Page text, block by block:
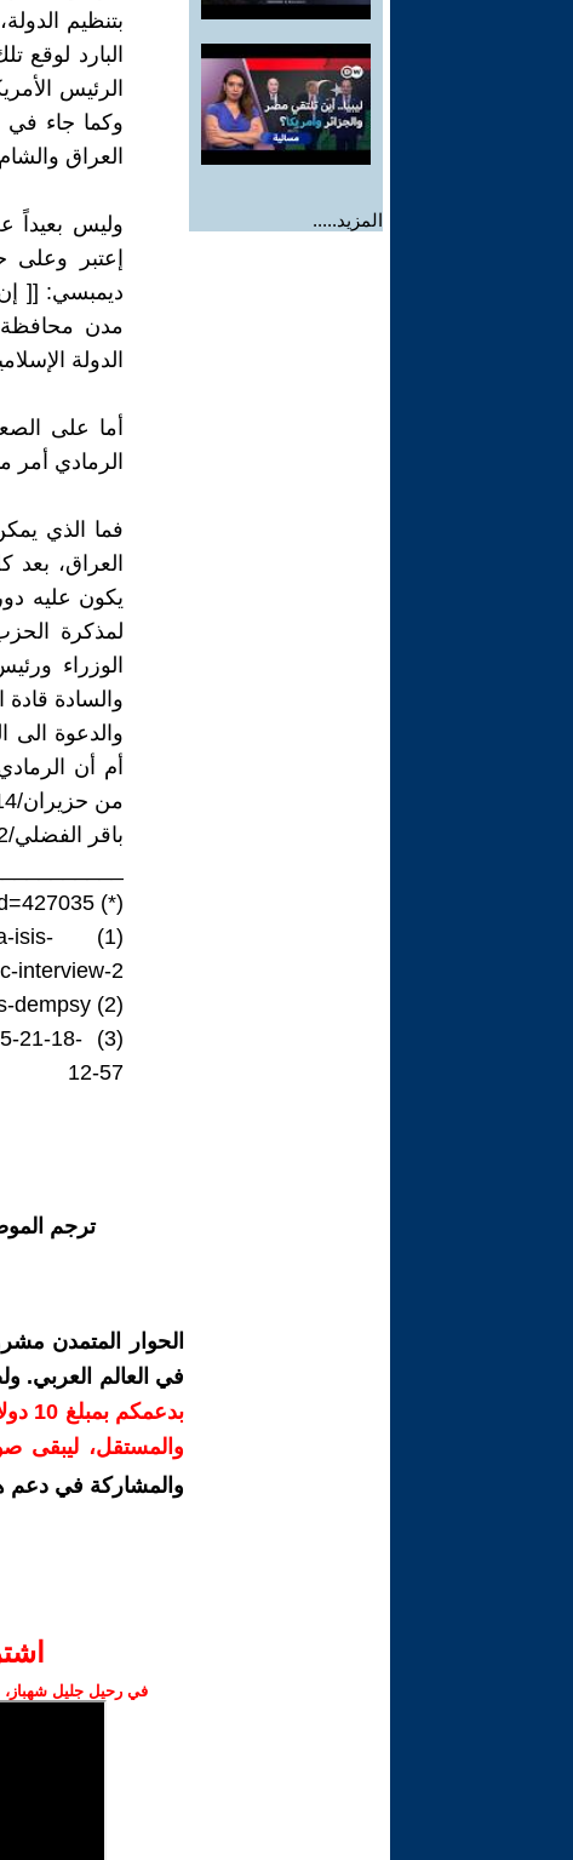
المزيد.....
بتنظيم
البارد لوقع
الرئيس
وكما جاء في
العراق
وليس بعيداً
إعتبر وعلى
ديمبسي: [[
مدن محافظة
الدولة
أما على
الرمادي أمر
فما الذي
العراق،
يكون عليه
لمذكرة
الوزراء
والدعوة الى
أم أن
من حزيران/2014 ..!؟؟
باقر الفضلي/2015/5/22
(*)
(1)
isis-
interview-2
(2)
dempsy
(3)
21-18-
12-57
ترجم
الحوار المتمدن
في العالم العربي.
والمستقل، ليبقى
والمشاركة في دعم
في رحيل جليل شهباز،